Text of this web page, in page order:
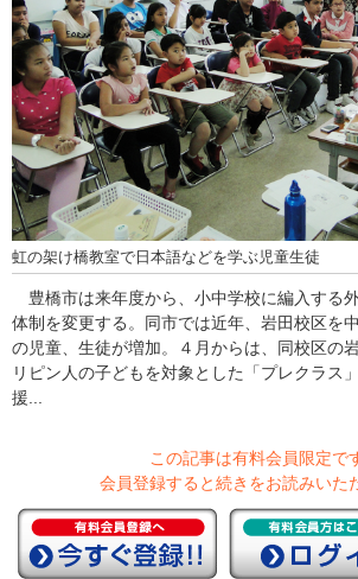
虹の架け橋教室で日本語などを学ぶ児童生徒
豊橋市は来年度から、小中学校に編入する
体制を変更する。同市では近年、岩田校区を
の児童、生徒が増加。４月からは、同校区の
リピン人の子どもを対象とした「プレクラス
援...
この記事は有料会員限定で
会員登録すると続きをお読みいた